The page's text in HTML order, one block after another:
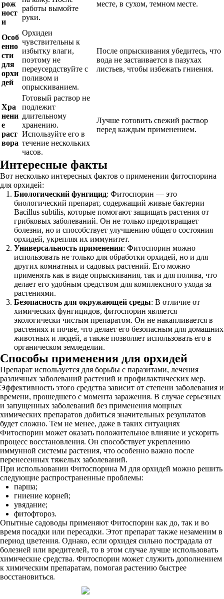
рож
ност
и
работы вымойте
руки.
месте, в сухом, темном месте.
Особ
енно
сти
для
орхи
дей
Орхидеи
чувствительны к
избытку влаги,
поэтому не
переусердствуйте с
поливом и
опрыскиванием.
После опрыскивания убедитесь, что
вода не застаивается в пазухах
листьев, чтобы избежать гниения.
Хра
нени
е
раст
вора
Готовый раствор не
подлежит
длительному
хранению.
Используйте его в
течение нескольких
часов.
Лучше готовить свежий раствор
перед каждым применением.
Интересные факты
Вот несколько интересных фактов о применении фитоспорина
для орхидей:
Биологический фунгицид: Фитоспорин — это
биологический препарат, содержащий живые бактерии
Bacillus subtilis, которые помогают защищать растения от
грибковых заболеваний. Он не только предотвращает
болезни, но и способствует улучшению общего состояния
орхидей, укрепляя их иммунитет.
Универсальность применения: Фитоспорин можно
использовать не только для обработки орхидей, но и для
других комнатных и садовых растений. Его можно
применять как в виде опрыскивания, так и для полива, что
делает его удобным средством для комплексного ухода за
растениями.
Безопасность для окружающей среды: В отличие от
химических фунгицидов, фитоспорин является
экологически чистым препаратом. Он не накапливается в
растениях и почве, что делает его безопасным для домашних
животных и людей, а также позволяет использовать его в
органическом земледелии.
Способы применения для орхидей
Препарат используется для борьбы с паразитами, лечения
различных заболеваний растений и профилактических мер.
Эффективность этого средства зависит от степени заболевания и
времени, прошедшего с момента заражения. В случае серьезных
и запущенных заболеваний без применения мощных
химических препаратов добиться значительных результатов
будет сложно. Тем не менее, даже в таких ситуациях
Фитоспорин может оказать положительное влияние и ускорить
процесс восстановления. Он способствует укреплению
иммунной системы растения, что особенно важно после
перенесенных тяжелых заболеваний.
При использовании Фитоспорина М для орхидей можно решить
следующие распространенные проблемы:
парша;
гниение корней;
увядание;
фитофтороз.
Опытные садоводы применяют Фитоспорин как до, так и во
время посадки или пересадки. Этот препарат также незаменим в
период цветения. Однако, если орхидея сильно пострадала от
болезней или вредителей, то в этом случае лучше использовать
химические средства. Фитоспорин может служить дополнением
к химическим препаратам, помогая растению быстрее
восстановиться.